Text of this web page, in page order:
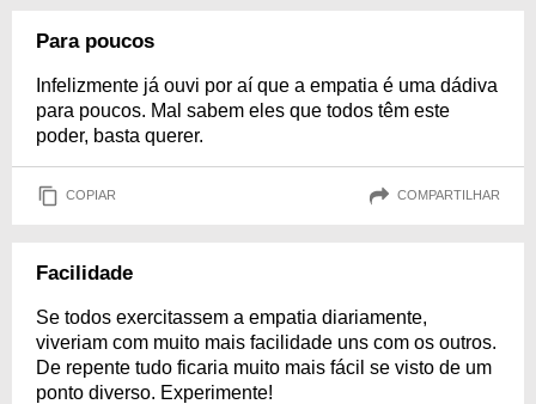
Para poucos
Infelizmente já ouvi por aí que a empatia é uma dádiva
para poucos. Mal sabem eles que todos têm este
poder, basta querer.
COPIAR COMPARTILHAR
Facilidade
Se todos exercitassem a empatia diariamente,
viveriam com muito mais facilidade uns com os outros.
De repente tudo ficaria muito mais fácil se visto de um
ponto diverso. Experimente!